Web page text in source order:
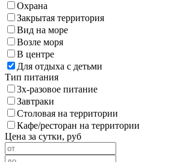
Охрана
Закрытая территория
Вид на море
Возле моря
В центре
Для отдыха с детьми
Тип питания
3х-разовое питание
Завтраки
Столовая на территории
Кафе/ресторан на территории
Цена за сутки, руб